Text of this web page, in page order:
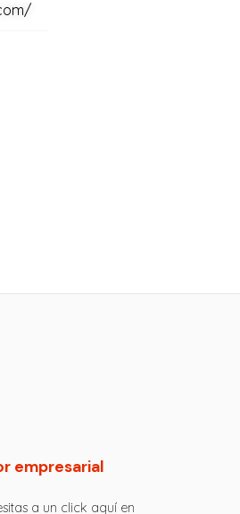
empresarial
a un click aquí en